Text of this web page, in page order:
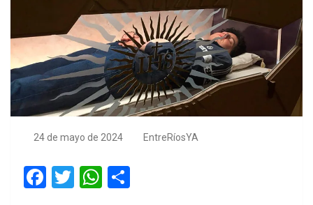
24 de mayo de 2024 EntreRíosYA
F
T
W